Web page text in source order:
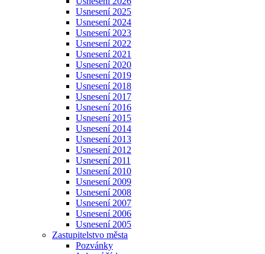
Usnesení 2025
Usnesení 2024
Usnesení 2023
Usnesení 2022
Usnesení 2021
Usnesení 2020
Usnesení 2019
Usnesení 2018
Usnesení 2017
Usnesení 2016
Usnesení 2015
Usnesení 2014
Usnesení 2013
Usnesení 2012
Usnesení 2011
Usnesení 2010
Usnesení 2009
Usnesení 2008
Usnesení 2007
Usnesení 2006
Usnesení 2005
Zastupitelstvo města
Pozvánky